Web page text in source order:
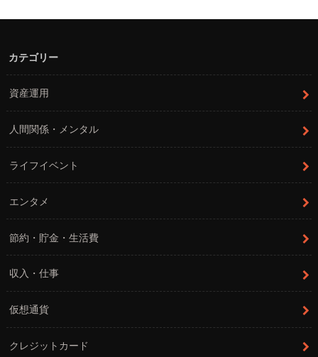
カテゴリー
資産運用
人間関係・メンタル
ライフイベント
エンタメ
節約・貯金・生活費
収入・仕事
仮想通貨
クレジットカード